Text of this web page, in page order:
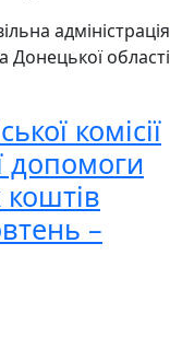
адміністрація
Донецької області
комісії
допомоги
–